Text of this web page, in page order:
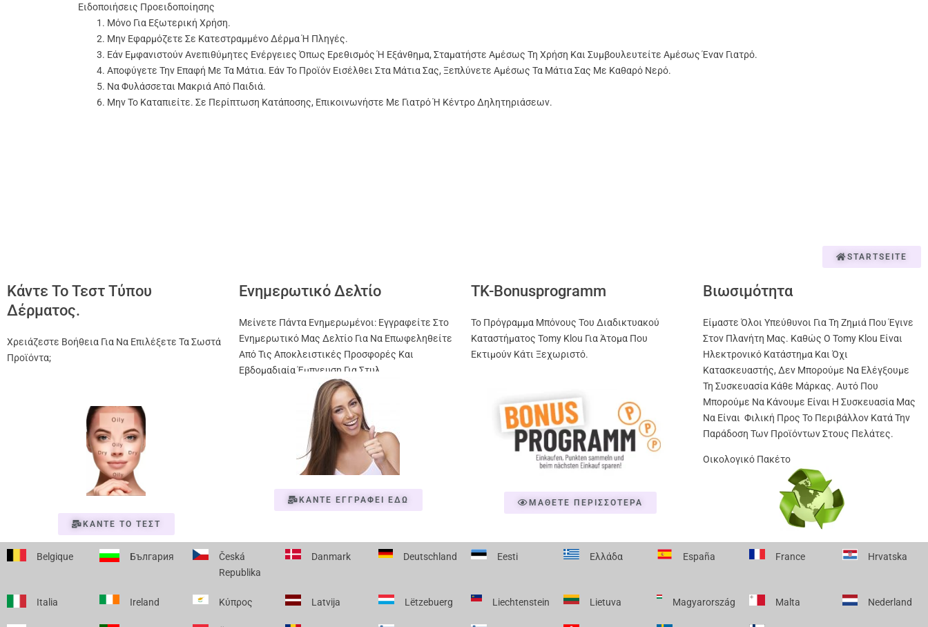
Ειδοποιήσεις Προειδοποίησης
Μόνο Για Εξωτερική Χρήση.
Μην Εφαρμόζετε Σε Κατεστραμμένο Δέρμα Ή Πληγές.
Εάν Εμφανιστούν Ανεπιθύμητες Ενέργειες Όπως Ερεθισμός Ή Εξάνθημα, Σταματήστε Αμέσως Τη Χρήση Και Συμβουλευτείτε Αμέσως Έναν Γιατρό.
Αποφύγετε Την Επαφή Με Τα Μάτια. Εάν Το Προϊόν Εισέλθει Στα Μάτια Σας, Ξεπλύνετε Αμέσως Τα Μάτια Σας Με Καθαρό Νερό.
Να Φυλάσσεται Μακριά Από Παιδιά.
Μην Το Καταπιείτε. Σε Περίπτωση Κατάποσης, Επικοινωνήστε Με Γιατρό Ή Κέντρο Δηλητηριάσεων.
STARTSEITE
Κάντε Το Τεστ Τύπου
Δέρματος.
Χρειάζεστε Βοήθεια Για Να Επιλέξετε Τα Σωστά
Προϊόντα;
ΚΑΝΤΕ ΤΟ ΤΕΣΤ
Ενημερωτικό Δελτίο
Μείνετε Πάντα Ενημερωμένοι: Εγγραφείτε Στο
Ενημερωτικό Μας Δελτίο Για Να Επωφεληθείτε
Από Τις Αποκλειστικές Προσφορές Και
Εβδομαδιαία Έμπνευση Για Στυλ
ΚΑΝΤΕ ΕΓΓΡΑΦΕΙ ΕΔΩ
TK-Bonusprogramm
Το Πρόγραμμα Μπόνους Του Διαδικτυακού
Καταστήματος Tomy Klou Για Άτομα Που
Εκτιμούν Κάτι Ξεχωριστό.
ΜΑΘΕΤΕ ΠΕΡΙΣΣΟΤΕΡΑ
Βιωσιμότητα
Είμαστε Όλοι Υπεύθυνοι Για Τη Ζημιά Που Έγινε
Στον Πλανήτη Μας. Καθώς Ο Tomy Klou Είναι
Ηλεκτρονικό Κατάστημα Και Όχι
Κατασκευαστής, Δεν Μπορούμε Να Ελέγξουμε
Τη Συσκευασία Κάθε Μάρκας. Αυτό Που
Μπορούμε Να Κάνουμε Είναι Η Συσκευασία Μας
Να Είναι Φιλική Προς Το Περιβάλλον Κατά Την
Παράδοση Των Προϊόντων Στους Πελάτες.
Οικολογικό Πακέτο
Belgique България
Česká
Republika
Danmark Deutschland Eesti Ελλάδα España France Hrvatska
Italia Ireland Κύπρος Latvija Lëtzebuerg Liechtenstein Lietuva Magyarország Malta Nederland